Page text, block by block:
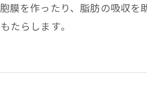
膜を作ったり、脂肪の吸収
たらします｡